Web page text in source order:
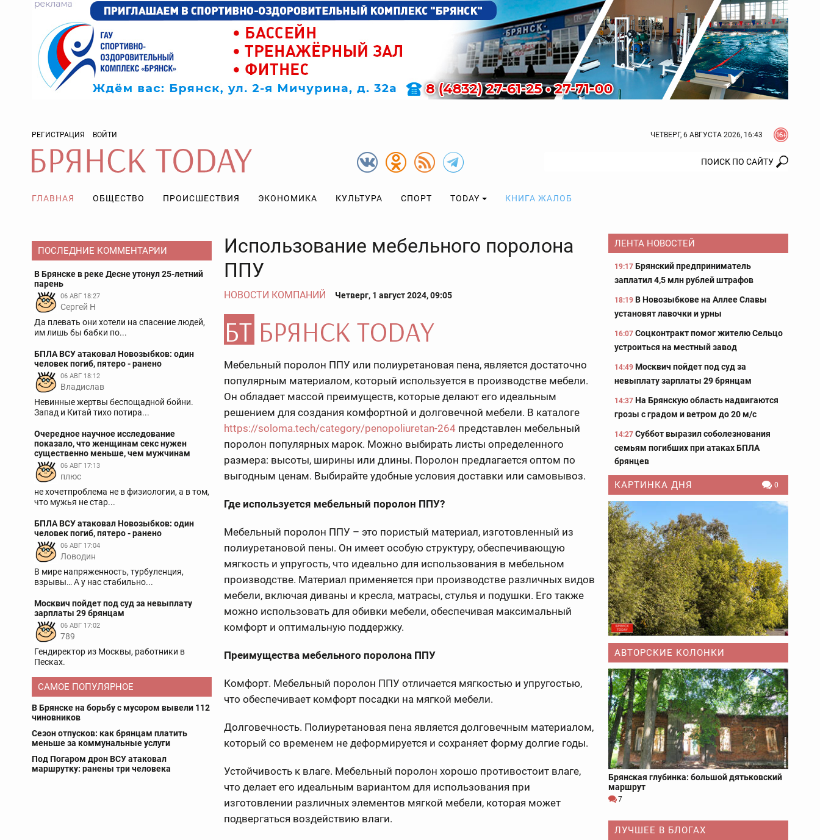
РЕГИСТРАЦИЯ ВОЙТИ ЧЕТВЕРГ, 6 АВГУСТА 2026, 16:43
ГЛАВНАЯ ОБЩЕСТВО ПРОИСШЕСТВИЯ ЭКОНОМИКА КУЛЬТУРА СПОРТ TODAY КНИГА ЖАЛОБ
ПОСЛЕДНИЕ КОММЕНТАРИИ
В Брянске в реке Десне утонул 25-летний
парень
06 АВГ 18:27
Сергей Н
Да плевать они хотели на спасение людей,
им лишь бы бабки по...
БПЛА ВСУ атаковал Новозыбков: один
человек погиб, пятеро - ранено
06 АВГ 18:12
Владислав
Невинные жертвы беспощадной бойни.
Запад и Китай тихо потира...
Очередное научное исследование
показало, что женщинам секс нужен
существенно меньше, чем мужчинам
06 АВГ 17:13
плюс
не хочетпроблема не в физиологии, а в том,
что мужья не стар...
БПЛА ВСУ атаковал Новозыбков: один
человек погиб, пятеро - ранено
06 АВГ 17:04
Ловодин
В мире напряженность, турбуленция,
взрывы… А у нас стабильно...
Москвич пойдет под суд за невыплату
зарплаты 29 брянцам
06 АВГ 17:02
789
Гендиректор из Москвы, работники в
Песках.
САМОЕ ПОПУЛЯРНОЕ
В Брянске на борьбу с мусором вывели 112
чиновников
Сезон отпусков: как брянцам платить
меньше за коммунальные услуги
Под Погаром дрон ВСУ атаковал
маршрутку: ранены три человека
Использование мебельного поролона
ППУ
НОВОСТИ КОМПАНИЙ Четверг, 1 август 2024, 09:05
Мебельный поролон ППУ или полиуретановая пена, является достаточно
популярным материалом, который используется в производстве мебели.
Он обладает массой преимуществ, которые делают его идеальным
решением для создания комфортной и долговечной мебели. В каталоге
https://soloma.tech/category/penopoliuretan-264 представлен мебельный
поролон популярных марок. Можно выбирать листы определенного
размера: высоты, ширины или длины. Поролон предлагается оптом по
выгодным ценам. Выбирайте удобные условия доставки или самовывоз.
Где используется мебельный поролон ППУ?
Мебельный поролон ППУ – это пористый материал, изготовленный из
полиуретановой пены. Он имеет особую структуру, обеспечивающую
мягкость и упругость, что идеально для использования в мебельном
производстве. Материал применяется при производстве различных видов
мебели, включая диваны и кресла, матрасы, стулья и подушки. Его также
можно использовать для обивки мебели, обеспечивая максимальный
комфорт и оптимальную поддержку.
Преимущества мебельного поролона ППУ
Комфорт. Мебельный поролон ППУ отличается мягкостью и упругостью,
что обеспечивает комфорт посадки на мягкой мебели.
Долговечность. Полиуретановая пена является долговечным материалом,
который со временем не деформируется и сохраняет форму долгие годы.
Устойчивость к влаге. Мебельный поролон хорошо противостоит влаге,
что делает его идеальным вариантом для использования при
изготовлении различных элементов мягкой мебели, которая может
подвергаться воздействию влаги.
ЛЕНТА НОВОСТЕЙ
19:17 Брянский предприниматель
заплатил 4,5 млн рублей штрафов
18:19 В Новозыбкове на Аллее Славы
установят лавочки и урны
16:07 Соцконтракт помог жителю Сельцо
устроиться на местный завод
14:49 Москвич пойдет под суд за
невыплату зарплаты 29 брянцам
14:37 На Брянскую область надвигаются
грозы с градом и ветром до 20 м/с
14:27 Суббот выразил соболезнования
семьям погибших при атаках БПЛА
брянцев
КАРТИНКА ДНЯ 0
АВТОРСКИЕ КОЛОНКИ
Брянская глубинка: большой дятьковский
маршрут
7
ЛУЧШЕЕ В БЛОГАХ